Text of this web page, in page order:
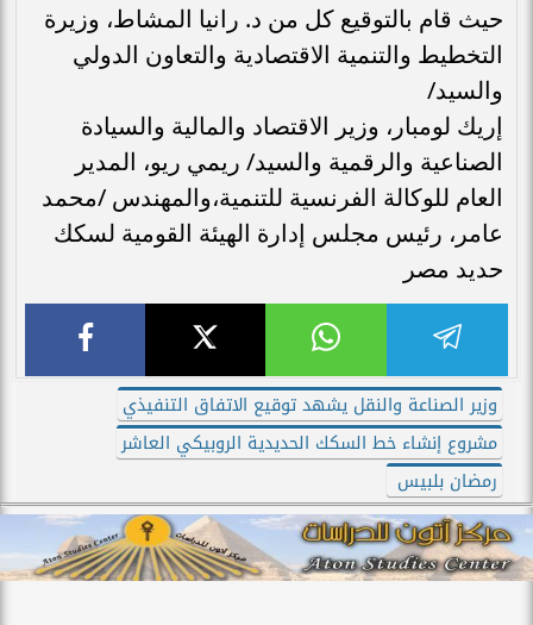
حيث قام بالتوقيع كل من د. رانيا المشاط، وزيرة
التخطيط والتنمية الاقتصادية والتعاون الدولي
والسيد/
إريك لومبار، وزير الاقتصاد والمالية والسيادة
الصناعية والرقمية والسيد/ ريمي ريو، المدير
العام للوكالة الفرنسية للتنمية،والمهندس /محمد
عامر، رئيس مجلس إدارة الهيئة القومية لسكك
حديد مصر
وزير الصناعة والنقل يشهد توقيع الاتفاق التنفيذي
مشروع إنشاء خط السكك الحديدية الروبيكي العاشر
رمضان بلبيس